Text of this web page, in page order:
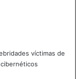
víctimas de